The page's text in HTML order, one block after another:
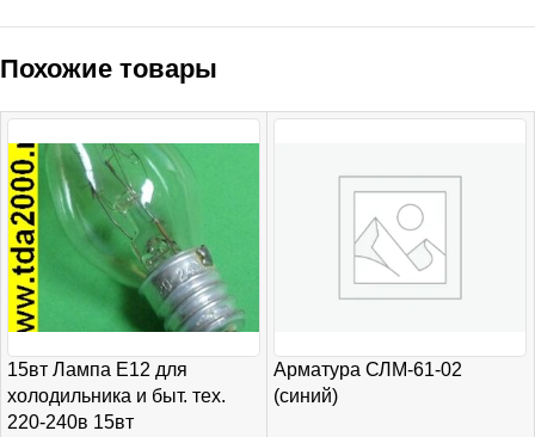
Похожие товары
15вт Лампа E12 для
холодильника и быт. тех.
220-240в 15вт
Арматура СЛМ-61-02
(синий)